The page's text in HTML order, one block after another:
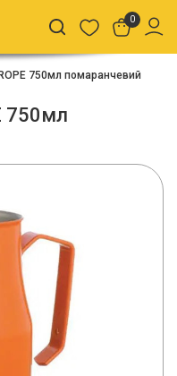
0
750мл помаранчевий
750мл